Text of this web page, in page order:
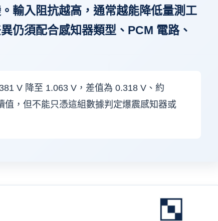
輸入阻抗越高，通常越能降低量測工
仍須配合感知器類型、PCM 電路、
V 降至 1.063 V，差值為 0.318 V、約
，但不能只憑這組數據判定爆震感知器或